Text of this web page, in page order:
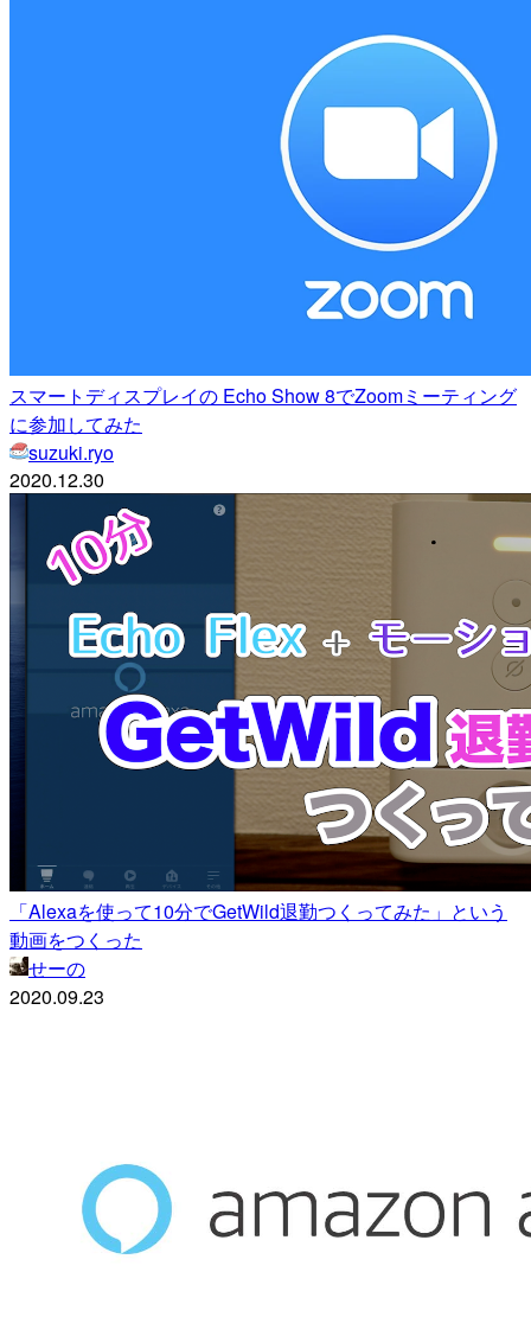
スマートディスプレイの Echo Show 8でZoomミーティング
に参加してみた
suzuki.ryo
2020.12.30
「Alexaを使って10分でGetWild退勤つくってみた」という
動画をつくった
せーの
2020.09.23